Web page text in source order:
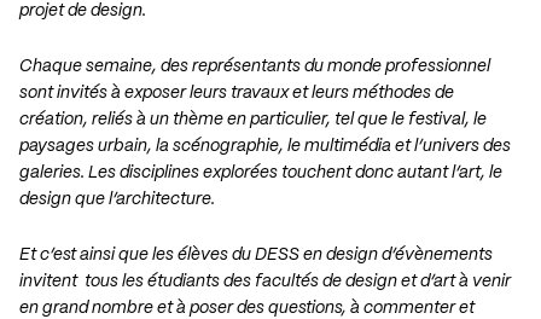
projet de design.
Chaque semaine, des représentants du monde professionnel
sont invités à exposer leurs travaux et leurs méthodes de
création, reliés à un thème en particulier, tel que le festival, le
paysages urbain, la scénographie, le multimédia et l’univers des
galeries. Les disciplines explorées touchent donc autant l’art, le
design que l’architecture.
Et c’est ainsi que les élèves du DESS en design d’évènements
invitent tous les étudiants des facultés de design et d’art à venir
en grand nombre et à poser des questions, à commenter et